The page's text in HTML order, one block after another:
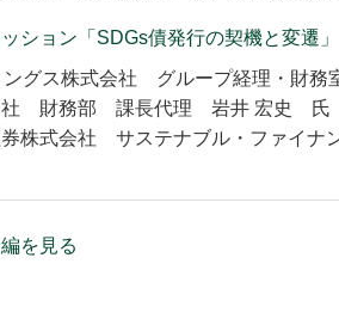
ション「SDGs債発行の契機と変遷」
ングス株式会社 グループ経理・財
社 財務部 課長代理 岩井 宏史 氏
券株式会社 サステナブル・ファイ
を見る